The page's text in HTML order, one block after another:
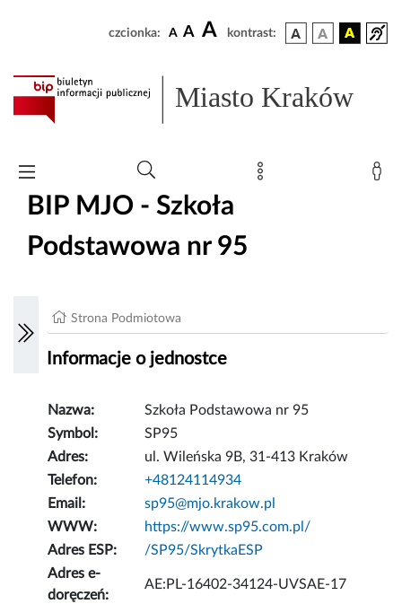
czcionka: A A A kontrast:
Miasto Kraków
BIP MJO - Szkoła
Podstawowa nr 95
Strona Podmiotowa
Informacje o jednostce
Nazwa:
Szkoła Podstawowa nr 95
Symbol:
SP95
Adres:
ul. Wileńska 9B, 31-413 Kraków
Telefon:
+48124114934
Email:
sp95@mjo.krakow.pl
WWW:
https://www.sp95.com.pl/
Adres ESP:
/SP95/SkrytkaESP
Adres e-
doręczeń:
AE:PL-16402-34124-UVSAE-17